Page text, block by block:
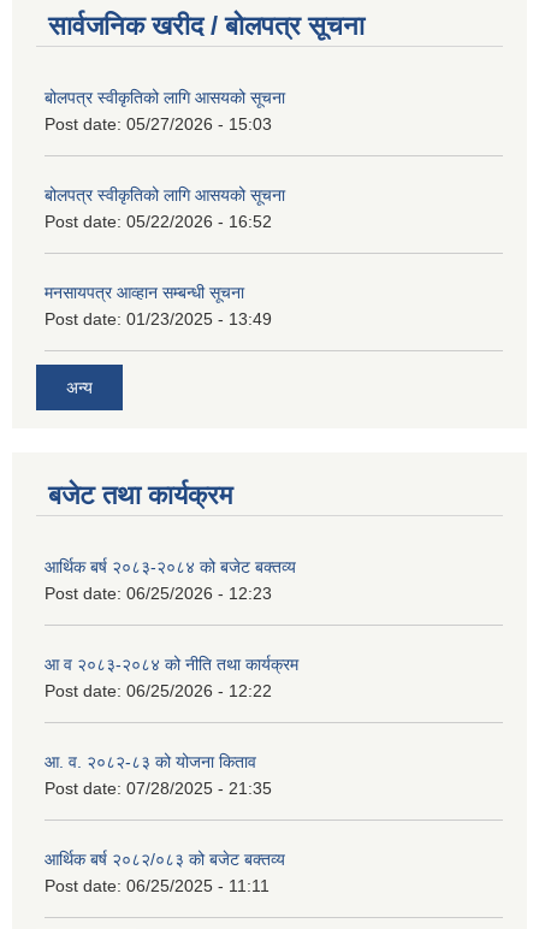
सार्वजनिक खरीद / बोलपत्र सूचना
बोलपत्र स्वीकृतिको लागि आसयको सूचना
Post date: 05/27/2026 - 15:03
बोलपत्र स्वीकृतिको लागि आसयको सूचना
Post date: 05/22/2026 - 16:52
मनसायपत्र आव्हान सम्बन्धी सूचना
Post date: 01/23/2025 - 13:49
अन्य
बजेट तथा कार्यक्रम
आर्थिक बर्ष २०८३-२०८४ को बजेट बक्तव्य
Post date: 06/25/2026 - 12:23
आ व २०८३-२०८४ को नीति तथा कार्यक्रम
Post date: 06/25/2026 - 12:22
आ. व. २०८२-८३ को योजना किताव
Post date: 07/28/2025 - 21:35
आर्थिक बर्ष २०८२/०८३ को बजेट बक्तव्य
Post date: 06/25/2025 - 11:11